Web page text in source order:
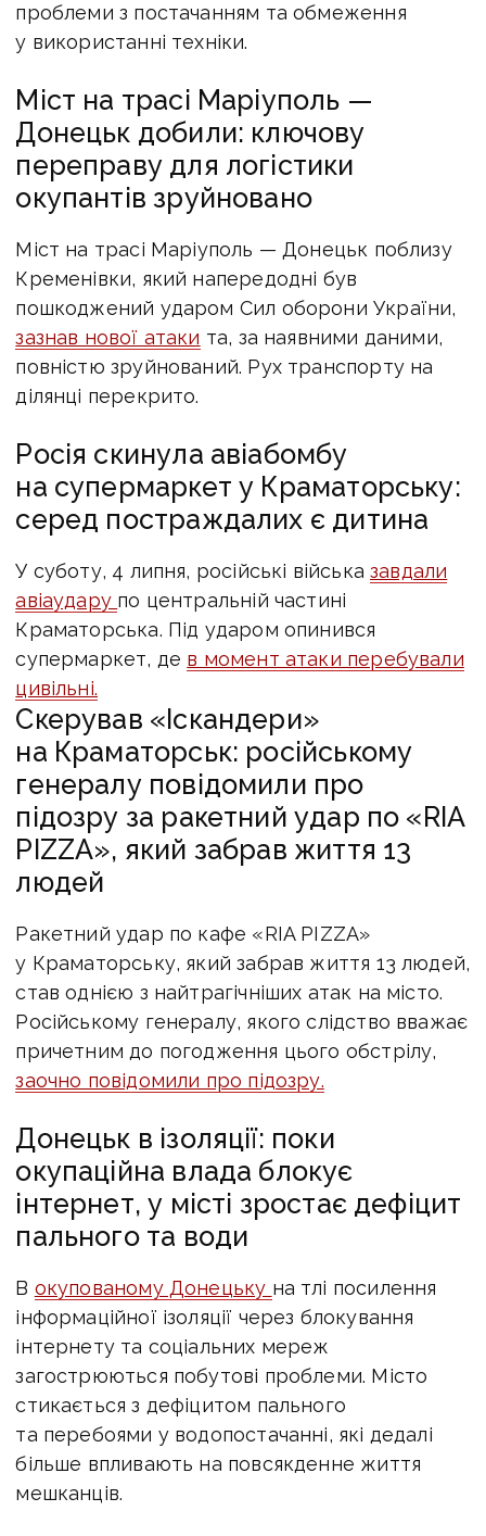
проблеми з постачанням та обмеження
у використанні техніки.
Міст на трасі Маріуполь —
Донецьк добили: ключову
переправу для логістики
окупантів зруйновано
Міст на трасі Маріуполь — Донецьк поблизу
Кременівки, який напередодні був
пошкоджений ударом Сил оборони України,
зазнав нової атаки та, за наявними даними,
повністю зруйнований. Рух транспорту на
ділянці перекрито.
Росія скинула авіабомбу
на супермаркет у Краматорську:
серед постраждалих є дитина
У суботу, 4 липня, російські військазавдали
авіаудару по центральній частині
Краматорська. Під ударом опинився
супермаркет, де в момент атаки перебували
цивільні.
Скерував «Іскандери»
на Краматорськ: російському
генералу повідомили про
підозру за ракетний удар по «RIA
PIZZA», який забрав життя 13
людей
Ракетний удар по кафе «RIA PIZZA»
у Краматорську, який забрав життя 13 людей,
став однією з найтрагічніших атак на місто.
Російському генералу, якого слідство вважає
причетним до погодження цього обстрілу,
заочно повідомили про підозру.
Донецьк в ізоляції: поки
окупаційна влада блокує
інтернет, у місті зростає дефіцит
пального та води
В окупованому Донецьку на тлі посилення
інформаційної ізоляції через блокування
інтернету та соціальних мереж
загострюються побутові проблеми. Місто
стикається з дефіцитом пального
та перебоями у водопостачанні, які дедалі
більше впливають на повсякденне життя
мешканців.